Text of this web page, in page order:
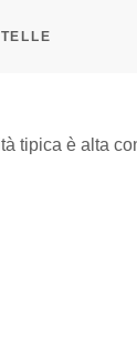
tipica è alta